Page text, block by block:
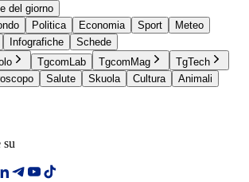
del giorno
Politica Economia Sport
Meteo
Infografiche
Schede
TgcomLab TgcomMag
TgTech
Salute Skuola Cultura
Animali
su